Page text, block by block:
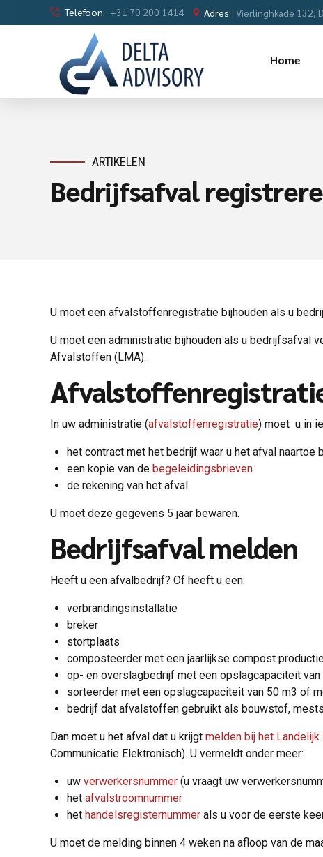
Telefoon: +31 70 200 1414 Adres: Vierlinghkade 132,
Home
ARTIKELEN
Bedrijfsafval
U moet een afvalstoffenregistratie bijhouden als u
U moet een administratie bijhouden als u bedrijfsafval
Afvalstoffen (LMA).
In uw administratie (afvalstoffenregistratie) moet u in
het contract met het bedrijf waar u het afval naartoe
een kopie van de begeleidingsbrieven
de rekening van het afval
U moet deze gegevens 5 jaar bewaren.
Bedrijfsafval melden
Heeft u een afvalbedrijf? Of heeft u een:
verbrandingsinstallatie
breker
stortplaats
composteerder met een jaarlijkse compost
op- en overslagbedrijf met een opslagcapaciteit
sorteerder met een opslagcapaciteit van 50 m3 of
bedrijf dat afvalstoffen gebruikt als bouwstof,
Dan moet u het afval dat u krijgt melden bij het
Communicatie Elektronisch). U vermeldt onder meer:
uw verwerkersnummer (u vraagt uw
het afvalstroomnummer
het handelsregisternummer als u voor de eerste
U moet de melding binnen 4 weken na afloop van de